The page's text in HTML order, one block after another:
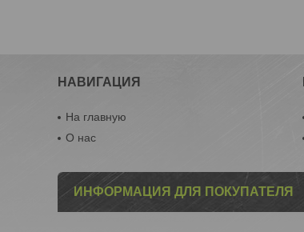
НАВИГАЦИЯ
На главную
О нас
ИНФОРМАЦИЯ ДЛЯ ПОКУПАТЕЛЯ